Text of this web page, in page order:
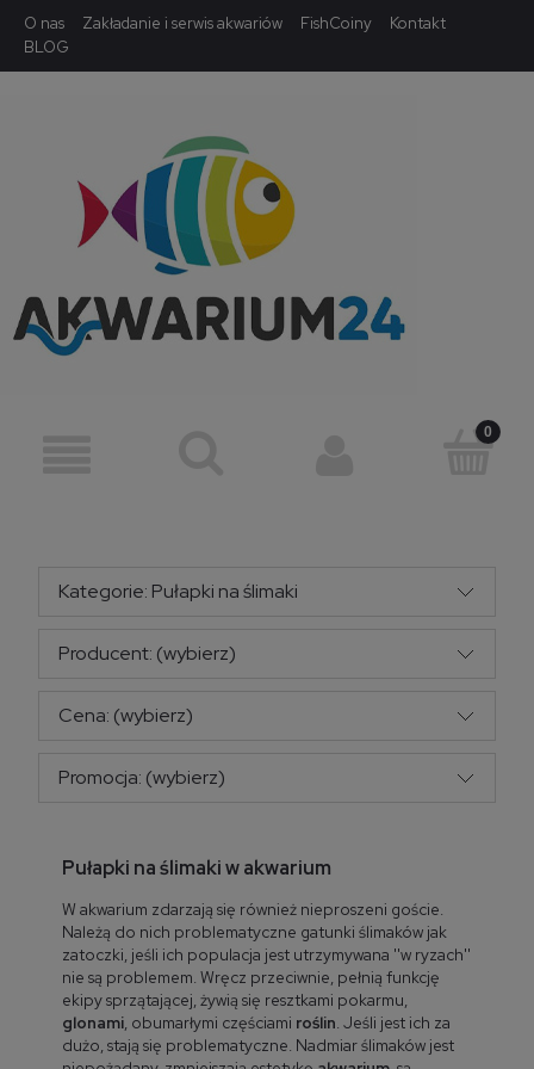
O nas Zakładanie i serwis akwariów FishCoiny
Kontakt
BLOG
Kategorie: Pułapki na ślimaki
Producent: (wybierz)
Cena: (wybierz)
Promocja: (wybierz)
Pułapki na ślimaki w akwarium
W akwarium zdarzają się również nieproszeni goście.
Należą do nich problematyczne gatunki ślimaków jak
zatoczki, jeśli ich populacja jest utrzymywana ''w ryzach''
nie są problemem. Wręcz przeciwnie, pełnią funkcję
ekipy sprzątającej, żywią się resztkami pokarmu,
glonami, obumarłymi częściami roślin. Jeśli jest ich za
dużo, stają się problematyczne. Nadmiar ślimaków jest